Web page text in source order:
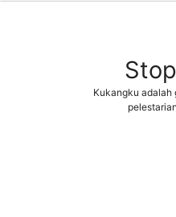
Kukangku adalah